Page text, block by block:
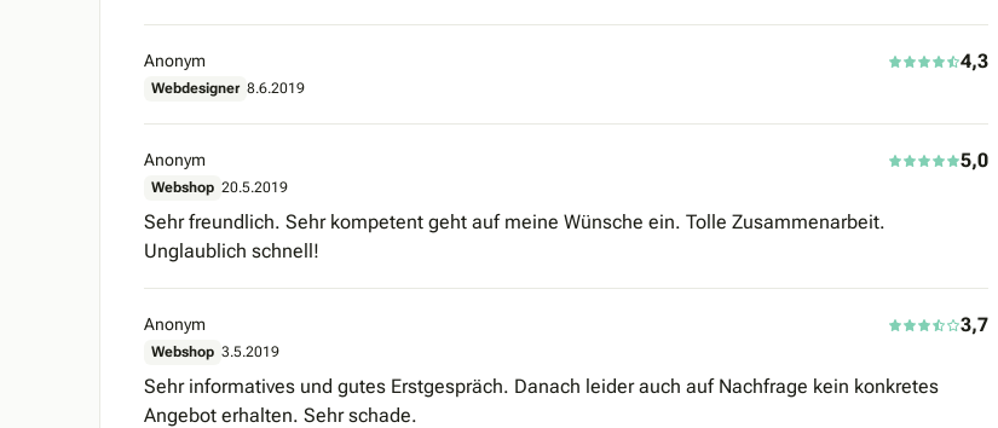
Anonym 4,3
Webdesigner 8.6.2019
Anonym 5,0
Webshop 20.5.2019
Sehr freundlich. Sehr kompetent geht auf meine Wünsche ein. Tolle Zusammenarbeit.
Unglaublich schnell!
Anonym 3,7
Webshop 3.5.2019
Sehr informatives und gutes Erstgespräch. Danach leider auch auf Nachfrage kein konkretes
Angebot erhalten. Sehr schade.